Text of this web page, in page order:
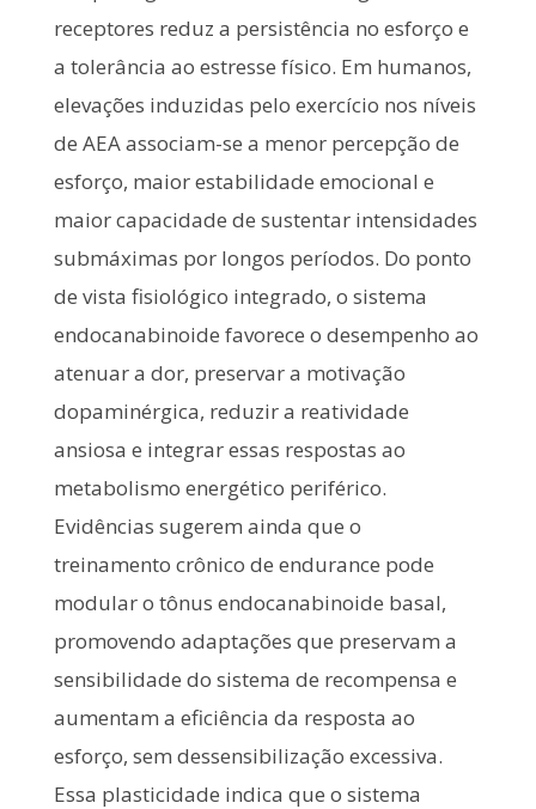
receptores reduz a persistência no esforço e
a tolerância ao estresse físico. Em humanos,
elevações induzidas pelo exercício nos níveis
de AEA associam-se a menor percepção de
esforço, maior estabilidade emocional e
maior capacidade de sustentar intensidades
submáximas por longos períodos. Do ponto
de vista fisiológico integrado, o sistema
endocanabinoide favorece o desempenho ao
atenuar a dor, preservar a motivação
dopaminérgica, reduzir a reatividade
ansiosa e integrar essas respostas ao
metabolismo energético periférico.
Evidências sugerem ainda que o
treinamento crônico de endurance pode
modular o tônus endocanabinoide basal,
promovendo adaptações que preservam a
sensibilidade do sistema de recompensa e
aumentam a eficiência da resposta ao
esforço, sem dessensibilização excessiva.
Essa plasticidade indica que o sistema